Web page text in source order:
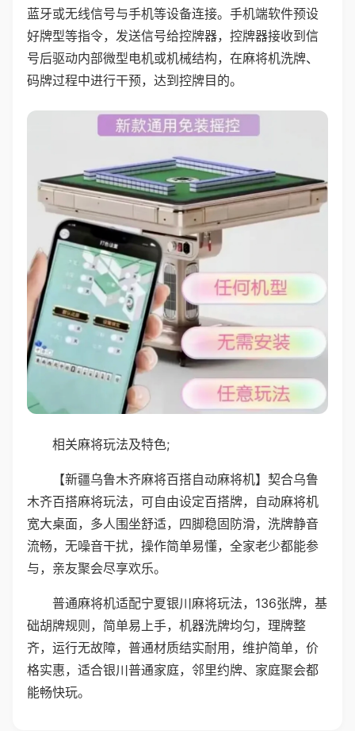
蓝牙或无线信号与手机等设备连接。手机端软件预设
好牌型等指令，发送信号给控牌器，控牌器接收到信
号后驱动内部微型电机或机械结构，在麻将机洗牌、
码牌过程中进行干预，达到控牌目的。
相关麻将玩法及特色;
【新疆乌鲁木齐麻将百搭自动麻将机】契合乌鲁
木齐百搭麻将玩法，可自由设定百搭牌，自动麻将机
宽大桌面，多人围坐舒适，四脚稳固防滑，洗牌静音
流畅，无噪音干扰，操作简单易懂，全家老少都能参
与，亲友聚会尽享欢乐。
普通麻将机适配宁夏银川麻将玩法，136张牌，基
础胡牌规则，简单易上手，机器洗牌均匀，理牌整
齐，运行无故障，普通材质结实耐用，维护简单，价
格实惠，适合银川普通家庭，邻里约牌、家庭聚会都
能畅快玩。